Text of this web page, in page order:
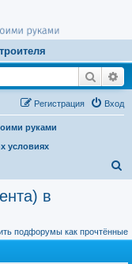
Поиск
Вход
Регистрация
руками
условиях
к
в
подфорумы как прочтённые